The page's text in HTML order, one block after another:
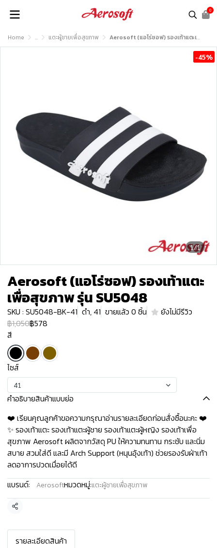
0
Home ... แตะผู้ชายเพื่อสุขภาพ Aerosoft (แอโร่ซอฟ) รองเท้าแตะเพื่อสุขภาพ รุ่น SU5048
1/1
-45%
Aerosoft (แอโร่ซอฟ) รองเท้าแตะ
เพื่อสุขภาพ รุ่น SU5048
SKU : SU5048-BK-41 ดำ, 41 ขายแล้ว 0 ชิ้น
ยังไม่มีรีวิว
฿1,050฿578
สี
ไซส์
41
คำอธิบายสินค้าแบบย่อ
❤️ เรียนคุณลูกค้าขอความกรุณาอ่านรายละเอียดก่อนสั่งซื้อนะคะ️️ ️❤️
✨ รองเท้าแตะ รองเท้าแตะผู้ชาย รองเท้าแตะผู้หญิง รองเท้าเพื่อ
สุขภาพ Aerosoft ผลิตจากวัสดุ PU ให้ความทนทาน กระชับ และนิ่ม
สบาย สวมใส่ดี และมี Arch Support (หนุนอุ้งเท้า) ช่วยรองรับฝ่าเท้า
ลดอาการปวดเมื่อยได้ดี
แบรนด์:
Aerosoftหมวดหมู่:แตะผู้ชายเพื่อสุขภาพ
แชร์
รายละเอียดสินค้า